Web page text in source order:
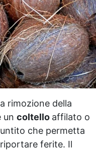
rimozione della
un coltello affilato o
che permetta
ferite. Il